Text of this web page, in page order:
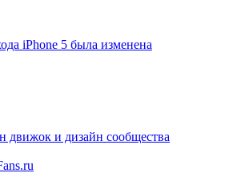
iPhone 5 была изменена
движок и дизайн сообщества